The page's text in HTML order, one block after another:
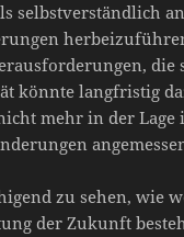
selbstverständlich
die
könnte langfristig
mehr in der Lage
zu sehen, wie
der Zukunft